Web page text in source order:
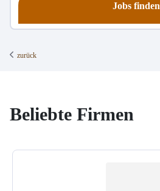
Jobs finden
zurück
Beliebte Firmen